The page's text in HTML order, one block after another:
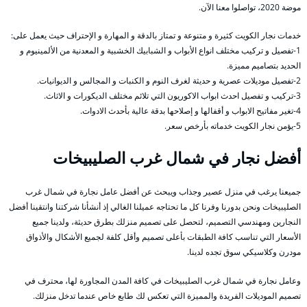
موضة 2020، تواصلوا معنا الآن.
خدمات نجار الكويت كثيرة و متنوعة و تمتاز بالدقة و المهارة و الإحتراف حيث يعمل على:
1-تفصيل و تركيب مختلف انواع الأبواب و الشبابيك الخشبية و المعدنية من الألمينيوم و
الحديد بتصاميم مميزة.
2-تفصيل موديلات عصرية و حديثة لغرف النوم و الكنبات و المجالس و الديوانيات.
3-تركيب و تفصيل احدث ابواب الاكوريون التي تلائم مختلف الديكورات و الاثاث.
4-تغير مفاتيح الابواب و أقفالها و إصلاحها بدقة عالية بأحدث الادوات.
5-يؤمن نجار الكويت خدماته بأرخص سعر.
أفضل نجار في شمال غرب الصليبيخات
جميعنا يرغب في منزل عصير وجذاب ويبحث عن أفضل عامل نجارة في شمال غرب
الصليبيخات ونحن بدورنا وفرنا كل ما تحتاجه عميلنا الغالي إذ أنشأنا شركتنا وانتقينا أفضل
النجارين ومهندسي التصميم، لتحصل على تصميم منزلك بطرق حديثة، ولدينا جميع
الأسعار التي تناسب كافة الطبقات بأعلى تصميم وأقل كلفة لجميع الأشكال والأذواق
مودرن وكلاسيكي سوق تجده لدينا.
وعامل نجارة في شمال غرب الصليبيخات في كافة المدن المجاورة لها، محترف في
تصميم الموديلات الفريدة والمميزة التي تعكس لك طابع خاص عندما تدخل منزلك.